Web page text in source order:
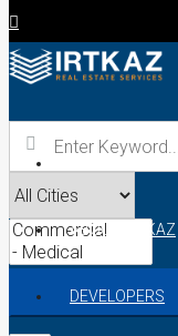
ABOUT IRTKAZ
DEVELOPERS